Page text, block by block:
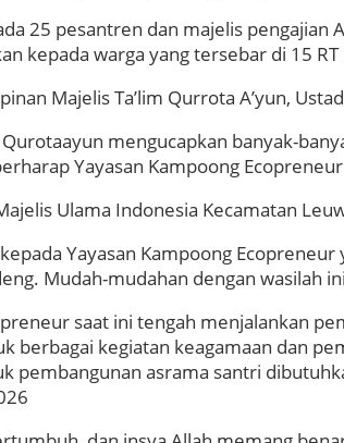
25 pesantren dan majelis pengajian
kepada warga yang tersebar di 15 RT
Majelis Ta’lim Qurrota A’yun,
Qurotaayun mengucapkan banyak-
Yayasan Kampoong
Ulama Indonesia Kecamatan
Yayasan Kampoong
Mudah-mudahan dengan
saat ini tengah menjalankan
berbagai kegiatan keagamaan dan
pembangunan asrama santri